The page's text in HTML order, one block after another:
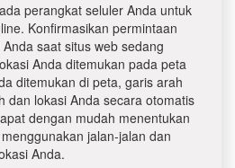
perangkat seluler Anda untuk
Konfirmasikan permintaan
saat situs web sedang
Anda ditemukan pada peta
ditemukan di peta, garis arah
dan lokasi Anda secara otomatis
dengan mudah menentukan
jalan-jalan dan
Anda.